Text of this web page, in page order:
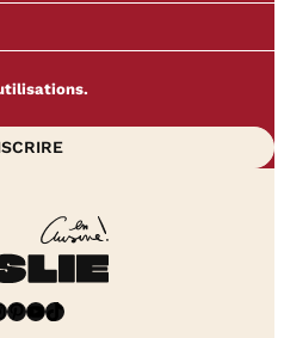
Pinterest YouTube TikTok